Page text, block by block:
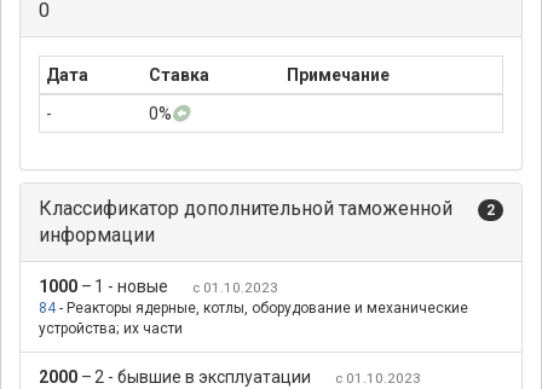
0
Дата Ставка
Примечание
-
0%
Классификатор дополнительной таможенной
информации
2
1000 – 1 - новые
с 01.10.2023
84- Реакторы ядерные, котлы, оборудование и механические
устройства; их части
2000 – 2 - бывшие в эксплуатации
с 01.10.2023